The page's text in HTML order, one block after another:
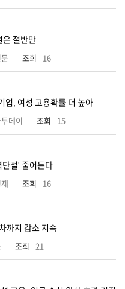
은 절반만
16
업, 여성 고용확률 더 높아
데이 15
단절' 줄어든다
16
까지 감소 지속
21